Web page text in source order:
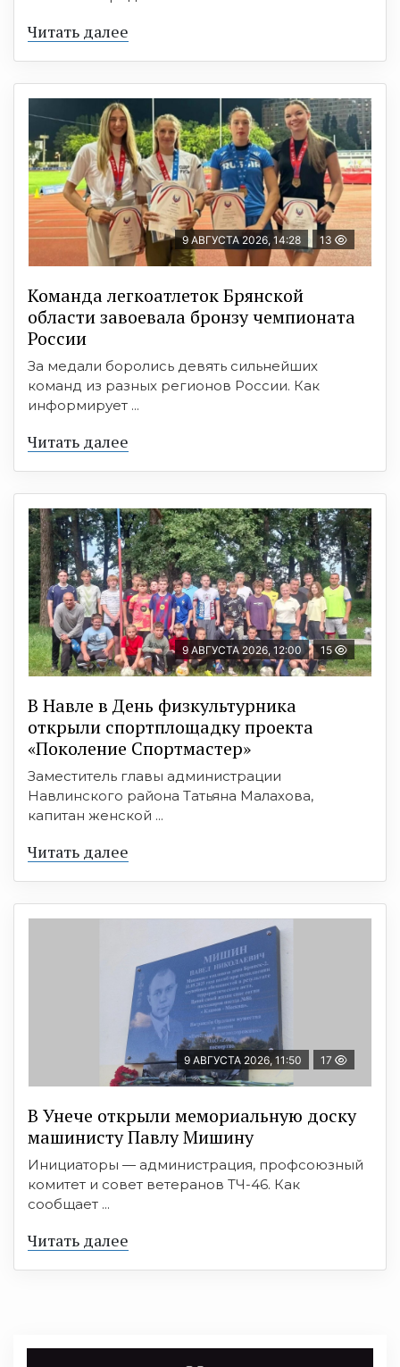
Читать далее
9 АВГУСТА 2026, 14:28 13
Команда легкоатлеток Брянской
области завоевала бронзу чемпионата
России
За медали боролись девять сильнейших
команд из разных регионов России. Как
информирует ...
Читать далее
9 АВГУСТА 2026, 12:00 15
В Навле в День физкультурника
открыли спортплощадку проекта
«Поколение Спортмастер»
Заместитель главы администрации
Навлинского района Татьяна Малахова,
капитан женской ...
Читать далее
9 АВГУСТА 2026, 11:50 17
В Унече открыли мемориальную доску
машинисту Павлу Мишину
Инициаторы — администрация, профсоюзный
комитет и совет ветеранов ТЧ-46. Как
сообщает ...
Читать далее